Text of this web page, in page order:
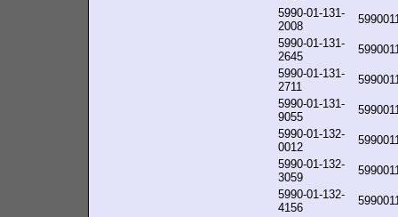
5990-01-131-
2008
5990-01-131-
2645
5990-01-131-
2711
5990-01-131-
9055
5990-01-132-
0012
5990-01-132-
3059
5990-01-132-
4156